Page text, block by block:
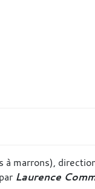
marrons),
Laurence